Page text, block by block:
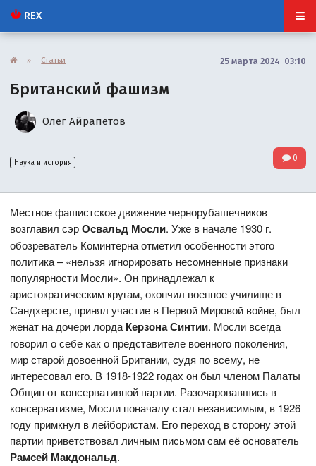
REX
» Статьи 25 марта 2024 03:10
Британский фашизм
Олег Айрапетов
Наука и история 0
Местное фашистское движение чернорубашечников
возглавил сэрОсвальд Мосли. Уже в начале 1930 г.
обозреватель Коминтерна отметил особенности этого
политика – «нельзя игнорировать несомненные признаки
популярности Мосли». Он принадлежал к
аристократическим кругам, окончил военное училище в
Сандхерсте, принял участие в Первой Мировой войне, был
женат на дочери лордаКерзона Синтии. Мосли всегда
говорил о себе как о представителе военного поколения,
мир старой довоенной Британии, судя по всему, не
интересовал его. В 1918-1922 годах он был членом Палаты
Общин от консервативной партии. Разочаровавшись в
консерватизме, Мосли поначалу стал независимым, в 1926
году примкнул в лейбористам. Его переход в сторону этой
партии приветствовал личным письмом сам её основатель
Рамсей Макдональд.